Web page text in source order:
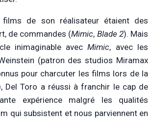
films de son réalisateur étaient des
de commandes (Mimic, Blade 2). Mais
inimaginable avecMimic, avec les
(patron des studios Miramax
pour charcuter les films lors de la
Del Toro a réussi à franchir le cap de
expérience malgré les qualités
qui subsistent et nous parviennent en